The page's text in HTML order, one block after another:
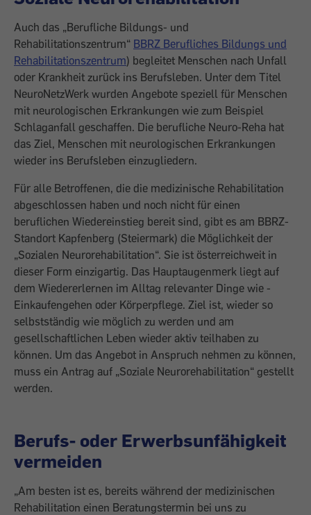
Auch das „Berufliche Bildungs- und
Rehabilitationszentrum“ BBRZ Berufliches Bildungs und
Rehabilitationszentrum) begleitet Menschen nach Unfall
oder Krankheit zurück ins Berufsleben. Unter dem Titel
NeuroNetzWerk wurden Angebote speziell für Menschen
mit neurologischen Erkrankungen wie zum Beispiel
Schlaganfall geschaffen. Die berufliche Neuro-Reha hat
das Ziel, Menschen mit neurologischen Erkrankungen
wieder ins Berufsleben einzugliedern.
Für alle Betroffenen, die die medizinische Rehabilitation
abgeschlossen haben und noch nicht für einen
beruflichen Wiedereinstieg bereit sind, gibt es am BBRZ-
Standort Kapfenberg (Steiermark) die Möglichkeit der
„Sozialen Neurorehabilitation“. Sie ist österreichweit in
dieser Form einzigartig. Das Hauptaugenmerk liegt auf
dem Wiedererlernen im Alltag relevanter Dinge wie ­
Einkaufengehen oder Körperpflege. Ziel ist, wieder so
selbstständig wie möglich zu ­werden und am
gesellschaftlichen Leben wieder aktiv teilhaben zu
können. Um das Angebot in Anspruch nehmen zu können,
muss ein Antrag auf „Soziale Neurorehabilitation“ gestellt
werden.
Berufs- oder Erwerbsunfähigkeit
vermeiden
„Am besten ist es, bereits während der medizinischen
Rehabilitation einen Beratungstermin bei uns zu